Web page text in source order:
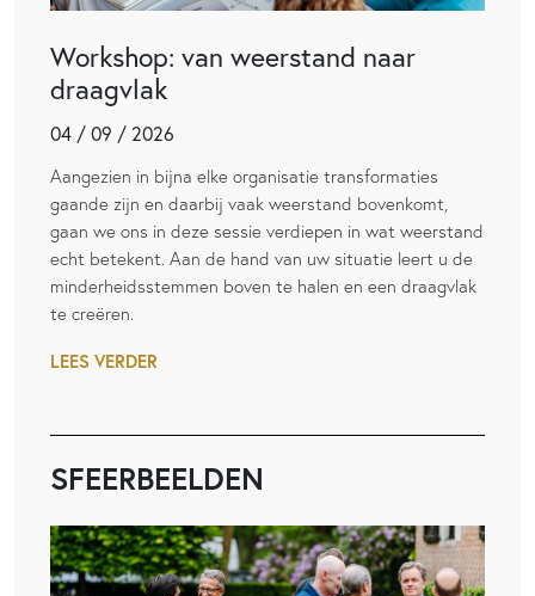
Workshop: van weerstand naar
draagvlak
04 / 09 / 2026
Aangezien in bijna elke organisatie transformaties
gaande zijn en daarbij vaak weerstand bovenkomt,
gaan we ons in deze sessie verdiepen in wat weerstand
echt betekent. Aan de hand van uw situatie leert u de
minderheidsstemmen boven te halen en een draagvlak
te creëren.
LEES VERDER
SFEERBEELDEN